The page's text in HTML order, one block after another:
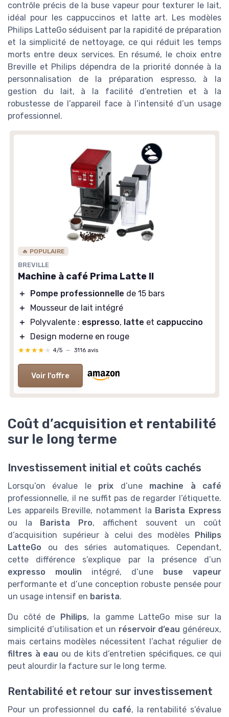
contrôle précis de la buse vapeur pour texturer le lait,
idéal pour les cappuccinos et latte art. Les modèles
Philips LatteGo séduisent par la rapidité de préparation
et la simplicité de nettoyage, ce qui réduit les temps
morts entre deux services. En résumé, le choix entre
Breville et Philips dépendra de la priorité donnée à la
personnalisation de la préparation espresso, à la
gestion du lait, à la facilité d’entretien et à la
robustesse de l’appareil face à l’intensité d’un usage
professionnel.
🔥 POPULAIRE
BREVILLE
Machine à café Prima Latte II
＋ Pompe professionnelle de 15 bars
＋
Mousseur de lait intégré
＋
Polyvalente : espresso, latte et cappuccino
＋
Design moderne en rouge
★★★★★
★★★★★ 4/5 — 3116 avis
Voir l'offre
Coût d’acquisition et rentabilité
sur le long terme
Investissement initial et coûts cachés
Lorsqu’on évalue le prix d’une machine à café
professionnelle, il ne suffit pas de regarder l’étiquette.
Les appareils Breville, notamment la Barista Express
ou la
Barista Pro, affichent souvent un coût
d’acquisition supérieur à celui des modèles
Philips
LatteGo ou des séries automatiques. Cependant,
cette différence s’explique par la présence d’un
expresso moulin intégré, d’une
buse vapeur
performante et d’une conception robuste pensée pour
un usage intensif en barista.
Du côté de Philips, la gamme LatteGo mise sur la
simplicité d’utilisation et un réservoir d’eau généreux,
mais certains modèles nécessitent l’achat régulier de
filtres à eau ou de kits d’entretien spécifiques, ce qui
peut alourdir la facture sur le long terme.
Rentabilité et retour sur investissement
Pour un professionnel du café, la rentabilité s’évalue